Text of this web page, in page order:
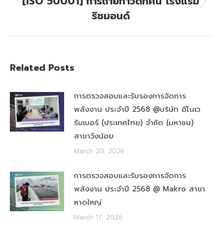
Next
post:
ริชมอนด์
Related Posts
การตรวจสอบและรับรองการจัดการ
พลังงาน ประจำปี 2568 @บริษัท อีโนเว
รับเบอร์ (ประเทศไทย) จำกัด (มหาชน)
สาขาวังน้อย
March 20, 2026
การตรวจสอบและรับรองการจัดการ
พลังงาน ประจำปี 2568 @ Makro สาขา
หาดใหญ่
March 17, 2026